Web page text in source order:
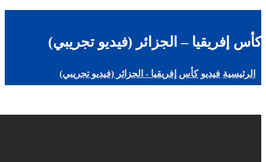
كأس إفريقيا – الجزائر (فيديو تجريبي)
الرئيسية فيديو كأس إفريقيا - الجزائر (فيديو تجريبي)